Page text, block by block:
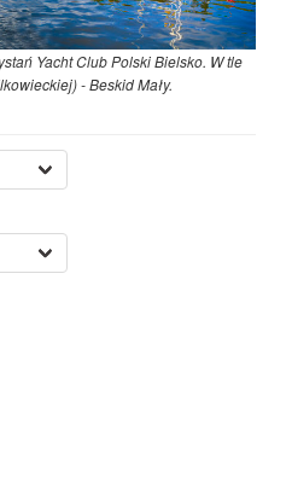
Yacht Club Polski Bielsko. W tle
- Beskid Mały.